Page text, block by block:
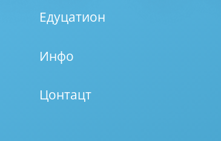
Едуцатион
Инфо
Цонтацт